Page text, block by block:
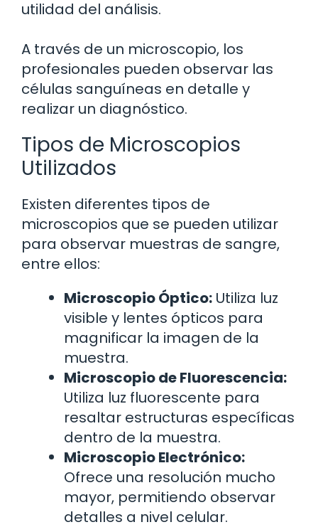
utilidad del análisis.
A través de un microscopio, los
profesionales pueden observar las
células sanguíneas en detalle y
realizar un diagnóstico.
Tipos de Microscopios
Utilizados
Existen diferentes tipos de
microscopios que se pueden utilizar
para observar muestras de sangre,
entre ellos:
Microscopio Óptico: Utiliza luz
visible y lentes ópticos para
magnificar la imagen de la
muestra.
Microscopio de Fluorescencia:
Utiliza luz fluorescente para
resaltar estructuras específicas
dentro de la muestra.
Microscopio Electrónico:
Ofrece una resolución mucho
mayor, permitiendo observar
detalles a nivel celular.